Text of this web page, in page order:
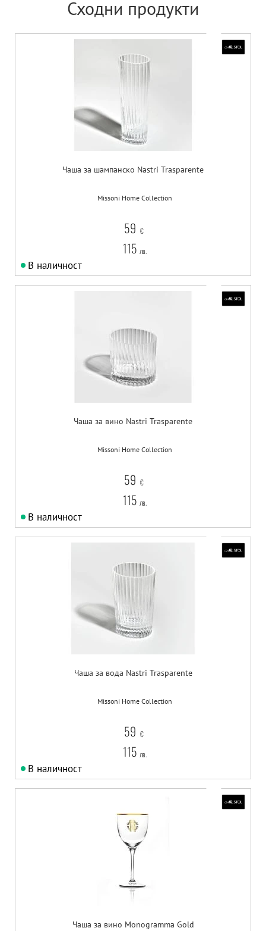
Сходни продукти
Чаша за шампанско Nastri Trasparente
Missoni Home Collection
59 €
115 лв.
В наличност
Чаша за вино Nastri Trasparente
Missoni Home Collection
59 €
115 лв.
В наличност
Чаша за вода Nastri Trasparente
Missoni Home Collection
59 €
115 лв.
В наличност
Чаша за вино Monogramma Gold